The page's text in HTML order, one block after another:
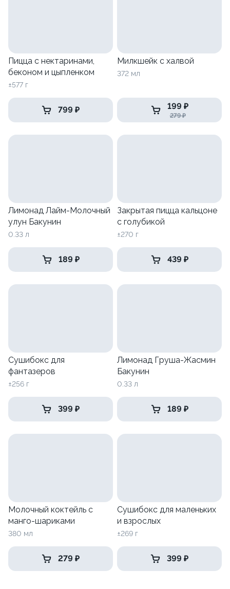
Пицца с нектаринами,
беконом и цыпленком
±577 г
799 ₽
Милкшейк с халвой
372 мл
199 ₽
279 ₽
Лимонад Лайм-Молочный
улун Бакунин
0.33 л
189 ₽
Закрытая пицца кальцоне
с голубикой
±270 г
439 ₽
Сушибокс для
фантазеров
±256 г
399 ₽
Лимонад Груша-Жасмин
Бакунин
0.33 л
189 ₽
Молочный коктейль с
манго-шариками
380 мл
279 ₽
Сушибокс для маленьких
и взрослых
±269 г
399 ₽